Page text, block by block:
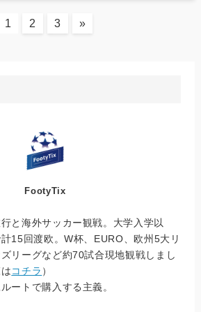
1 2 3 »
FootyTix
と海外サッカー観戦。大学入学以
15回渡欧。W杯、EURO、欧州5大リ
リーグなど約70試合現地観戦しまし
コチラ ）
ートで購入する主義。